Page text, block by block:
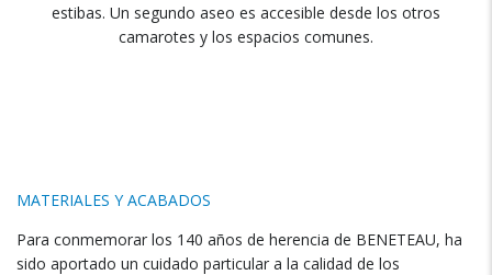
estibas. Un segundo aseo es accesible desde los otros
camarotes y los espacios comunes.
MATERIALES Y ACABADOS
Para conmemorar los 140 años de herencia de BENETEAU, ha
sido aportado un cuidado particular a la calidad de los